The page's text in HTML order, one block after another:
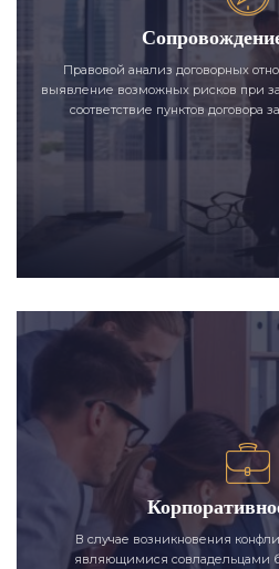
Правовой анализ договорных
выявление возможных рисков при
соответствие пунктов договора
В случае возникновения
являющимися совладельцами